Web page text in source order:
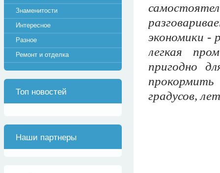
экономики -
легкая
пригодно
градусов,
Знаменитости
Интересное
Разное
Ремонт и отделка
Топ новостей
Наши партнеры